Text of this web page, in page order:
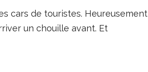
cars de touristes. Heureusement
un chouille avant. Et